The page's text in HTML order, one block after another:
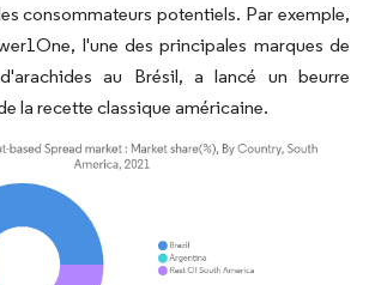
consommateurs potentiels. Par exemple,
l'une des principales marques de
au Brésil, a lancé un beurre
la recette classique américaine.